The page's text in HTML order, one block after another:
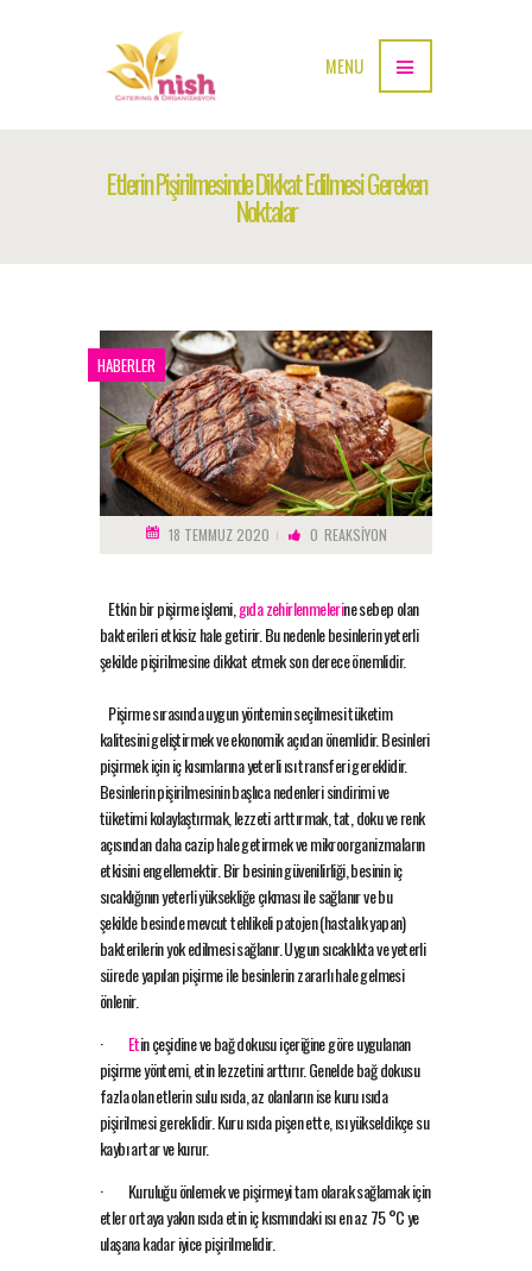
MENU
Etlerin Pişirilmesinde Dikkat Edilmesi Gereken
Noktalar
HABERLER
18 TEMMUZ 2020 0 REAKSIYON
Etkin bir pişirme işlemi, gıda zehirlenmelerine sebep olan
bakterileri etkisiz hale getirir. Bu nedenle besinlerin yeterli
şekilde pişirilmesine dikkat etmek son derece önemlidir.
Pişirme sırasında uygun yöntemin seçilmesi tüketim
kalitesini geliştirmek ve ekonomik açıdan önemlidir. Besinleri
pişirmek için iç kısımlarına yeterli ısı transferi gereklidir.
Besinlerin pişirilmesinin başlıca nedenleri sindirimi ve
tüketimi kolaylaştırmak, lezzeti arttırmak, tat, doku ve renk
açısından daha cazip hale getirmek ve mikroorganizmaların
etkisini engellemektir. Bir besinin güvenilirliği, besinin iç
sıcaklığının yeterli yüksekliğe çıkması ile sağlanır ve bu
şekilde besinde mevcut tehlikeli patojen (hastalık yapan)
bakterilerin yok edilmesi sağlanır. Uygun sıcaklıkta ve yeterli
sürede yapılan pişirme ile besinlerin zararlı hale gelmesi
önlenir.
· Etin çeşidine ve bağ dokusu içeriğine göre uygulanan
pişirme yöntemi, etin lezzetini arttırır. Genelde bağ dokusu
fazla olan etlerin sulu ısıda, az olanların ise kuru ısıda
pişirilmesi gereklidir. Kuru ısıda pişen ette, ısı yükseldikçe su
kaybı artar ve kurur.
· Kuruluğu önlemek ve pişirmeyi tam olarak sağlamak için
etler ortaya yakın ısıda etin iç kısmındaki ısı en az 75 °C ye
ulaşana kadar iyice pişirilmelidir.